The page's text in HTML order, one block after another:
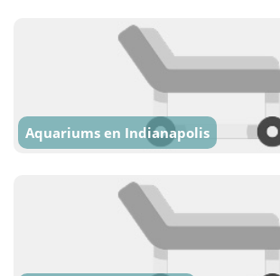
Aquariums en Indianapolis